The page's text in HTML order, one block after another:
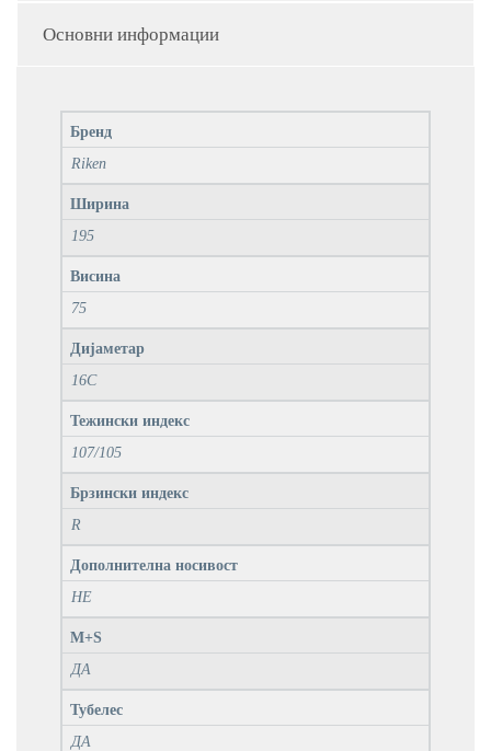
Основни информации
Бренд
Riken
Ширина
195
Висина
75
Дијаметар
16C
Тежински индекс
107/105
Брзински индекс
R
Дополнителна носивост
НЕ
M+S
ДА
Тубелес
ДА